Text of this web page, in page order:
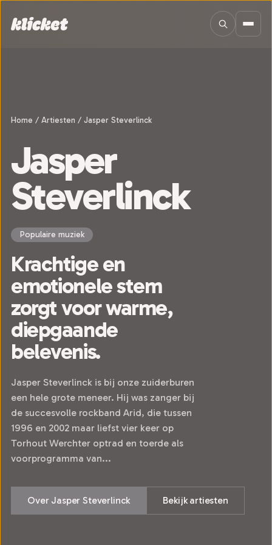
Home / Artiesten / Jasper Steverlinck
Jasper
Steverlinck
Populaire muziek
Krachtige en
emotionele stem
zorgt voor warme,
diepgaande
belevenis.
Jasper Steverlinck is bij onze zuiderburen
een hele grote meneer. Hij was zanger bij
de succesvolle rockband Arid, die tussen
1996 en 2002 maar liefst vier keer op
Torhout Werchter optrad en toerde als
voorprogramma van...
Over Jasper Steverlinck Bekijk artiesten